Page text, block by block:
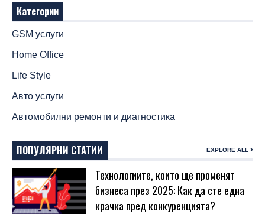
Категории
GSM услуги
Home Office
Life Style
Авто услуги
Автомобилни ремонти и диагностика
ПОПУЛЯРНИ СТАТИИ EXPLORE ALL
Технологиите, които ще променят
бизнеса през 2025: Как да сте една
крачка пред конкуренцията?